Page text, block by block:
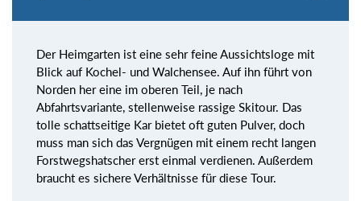
Der Heimgarten ist eine sehr feine Aussichtsloge mit
Blick auf Kochel- und Walchensee. Auf ihn führt von
Norden her eine im oberen Teil, je nach
Abfahrtsvariante, stellenweise rassige Skitour. Das
tolle schattseitige Kar bietet oft guten Pulver, doch
muss man sich das Vergnügen mit einem recht langen
Forstwegshatscher erst einmal verdienen. Außerdem
braucht es sichere Verhältnisse für diese Tour.